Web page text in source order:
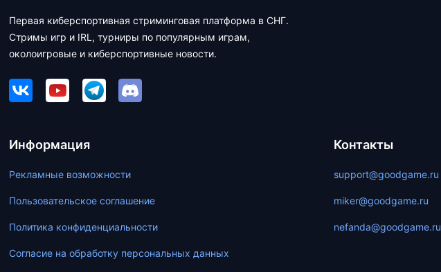
Первая киберспортивная стриминговая платформа в СНГ.
Стримы игр и IRL, турниры по популярным играм,
околоигровые и киберспортивные новости.
Информация
Рекламные возможности
Пользовательское соглашение
Политика конфиденциальности
Согласие на обработку персональных данных
Контакты
support@goodgame.ru
miker@goodgame.ru
nefanda@goodgame.ru